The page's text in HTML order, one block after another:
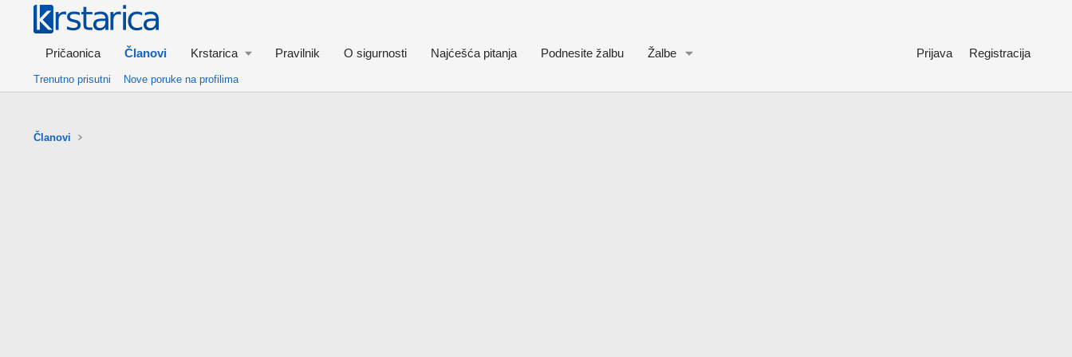
Pričaonica Članovi Krstarica Pravilnik O sigurnosti Najćešća pitanja Podnesite žalbu Žalbe Prijava Registracija
Trenutno prisutni Nove poruke na profilima
Članovi